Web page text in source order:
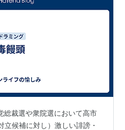
総裁選や衆院選において高市
立候補に対し）激しい誹謗・